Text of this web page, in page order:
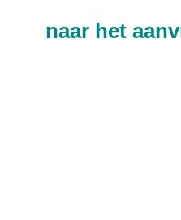
naar het